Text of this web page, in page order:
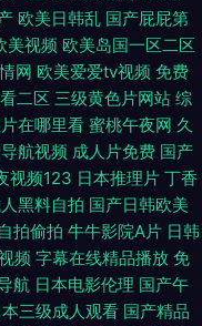
欧美日韩乱 国产屁屁第
美视频 欧美岛国一区二区
网 欧美爱爱tv视频 免费
二区 三级黄色片网站 综
在哪里看 蜜桃午夜网 久
航视频 成人片免费 国产
视频123 日本推理片 丁香
黑料自拍 国产日韩欧美
拍偷拍 牛牛影院A片 日韩
频 字幕在线精品播放 免
航 日本电影伦理 国产午
本三级成人观看 国产精品